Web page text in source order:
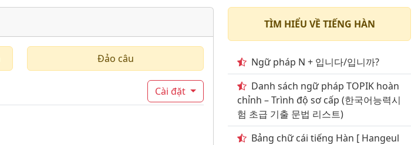
Đảo câu
Cài đặt
TÌM HIỂU VỀ TIẾNG HÀN
Ngữ pháp N + 입니다/입니까?
Danh sách ngữ pháp TOPIK hoàn
chỉnh – Trình độ sơ cấp (한국어능력시
험 초급 기출 문법 리스트)
Bảng chữ cái tiếng Hàn [ Hangeul